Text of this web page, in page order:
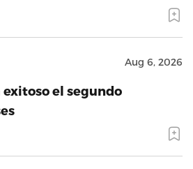
Aug 6, 2026
el segundo